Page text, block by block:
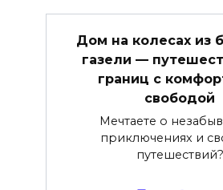
Дом на колесах из
газели —
границ с
свободой
Мечтаете о
приключениях и
путешествий?